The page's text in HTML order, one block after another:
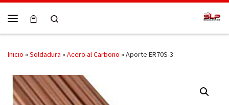
Skip to content
Inicio »Soldadura »Acero al Carbono »Aporte ER70S-3